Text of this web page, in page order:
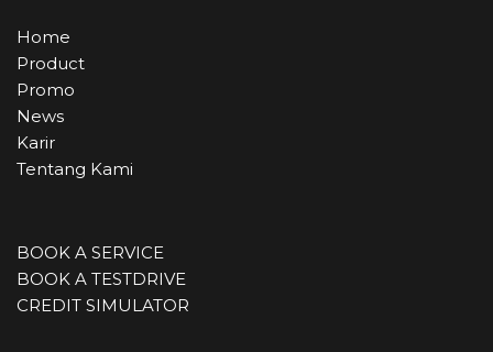
Home
Product
Promo
News
Karir
Tentang Kami
BOOK A SERVICE
BOOK A TESTDRIVE
CREDIT SIMULATOR